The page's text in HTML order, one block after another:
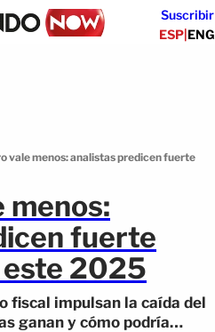
Suscribir
ESP|ENG
vale menos: analistas predicen fuerte
menos:
fuerte
este 2025
fiscal impulsan la caída del
ganan y cómo podría